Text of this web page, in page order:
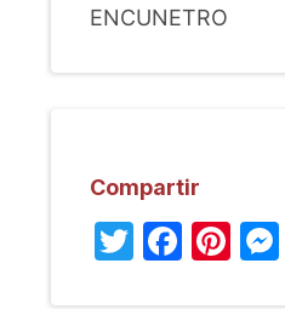
ENCUNETRO
Compartir
Twitter